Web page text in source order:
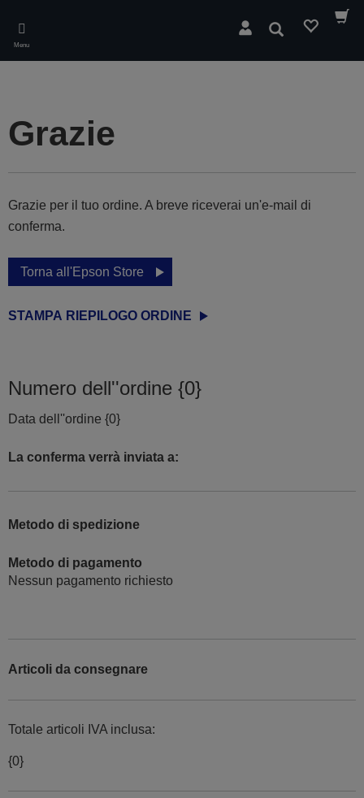
main
content
Menu
Cerca
Grazie
Grazie per il tuo ordine. A breve riceverai un'e-mail di
conferma.
Torna all'Epson Store
STAMPA RIEPILOGO ORDINE
Numero dell''ordine {0}
Data dell''ordine {0}
La conferma verrà inviata a:
Metodo di spedizione
Metodo di pagamento
Nessun pagamento richiesto
Articoli da consegnare
Totale articoli IVA inclusa:
{0}